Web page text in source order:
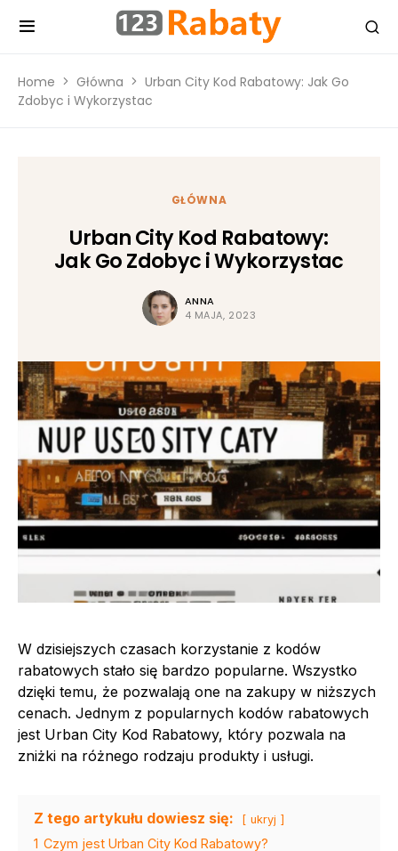
Home Główna
Urban City Kod Rabatowy: Jak Go
Zdobyc i Wykorzystac
GŁÓWNA
Urban City Kod Rabatowy:
Jak Go Zdobyc i Wykorzystac
ANNA
4 MAJA, 2023
W dzisiejszych czasach korzystanie z kodów
rabatowych stało się bardzo popularne. Wszystko
dzięki temu, że pozwalają one na zakupy w niższych
cenach. Jednym z popularnych kodów rabatowych
jest Urban City Kod Rabatowy, który pozwala na
zniżki na różnego rodzaju produkty i usługi.
Z tego artykułu dowiesz się: ukryj
1 Czym jest Urban City Kod Rabatowy?